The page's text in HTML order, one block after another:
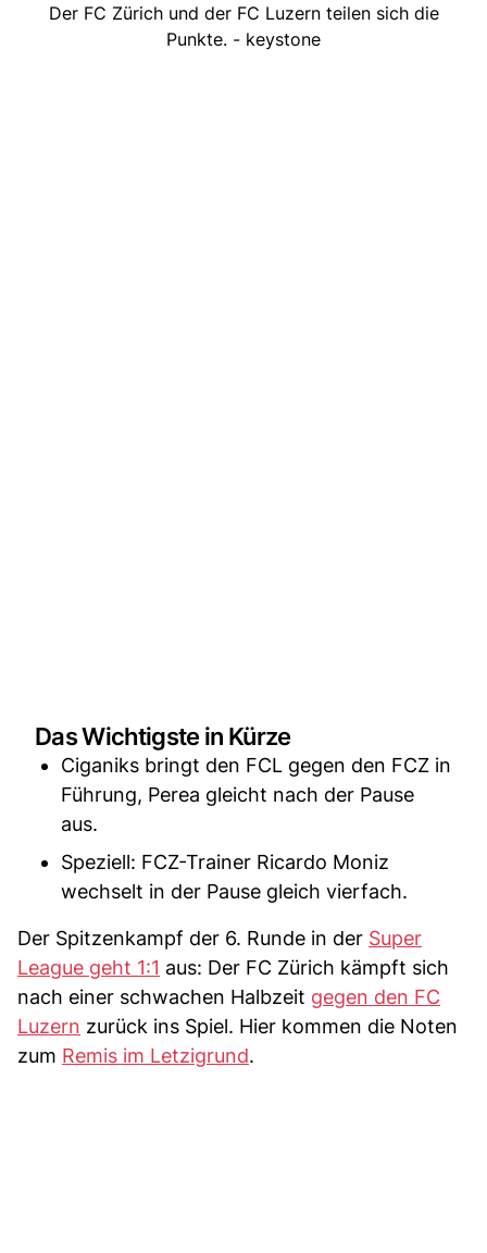
Der FC Zürich und der FC Luzern teilen sich die
Punkte. - keystone
Das Wichtigste in Kürze
Ciganiks bringt den FCL gegen den FCZ in
Führung, Perea gleicht nach der Pause
aus.
Speziell: FCZ-Trainer Ricardo Moniz
wechselt in der Pause gleich vierfach.
Der Spitzenkampf der 6. Runde in der Super
League geht 1:1 aus: Der FC Zürich kämpft sich
nach einer schwachen Halbzeit gegen den FC
Luzern zurück ins Spiel. Hier kommen die Noten
zum Remis im Letzigrund.